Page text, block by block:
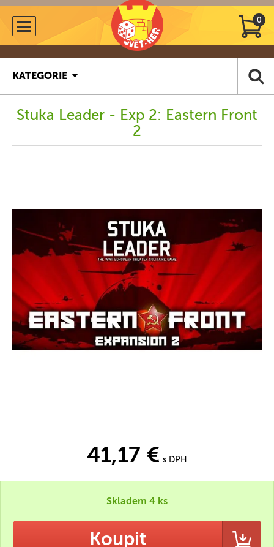
0
KATEGORIE
Stuka Leader - Exp 2: Eastern Front
2
41,17 € s DPH
Skladem 4 ks
Koupit